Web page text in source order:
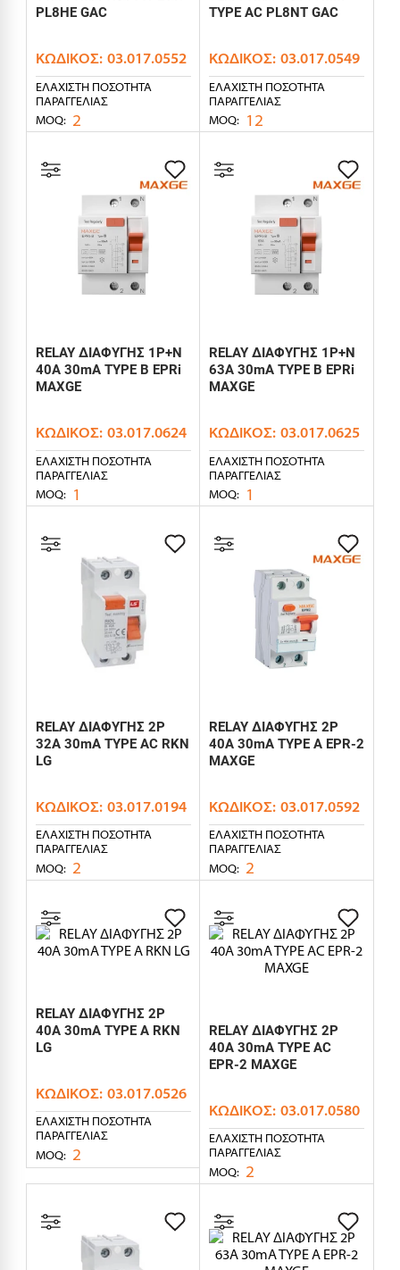
PL8HE GAC
ΚΩΔΙΚΌΣ: 03.017.0552
ΕΛΆΧΙΣΤΗ ΠΟΣΌΤΗΤΑ
ΠΑΡΑΓΓΕΛΊΑΣ
MOQ: 2
TYPE AC PL8NT GAC
ΚΩΔΙΚΌΣ: 03.017.0549
ΕΛΆΧΙΣΤΗ ΠΟΣΌΤΗΤΑ
ΠΑΡΑΓΓΕΛΊΑΣ
MOQ: 12
RELAY ΔΙΑΦΥΓΗΣ 1P+N
40A 30mA TYPE B EPRi
MAXGE
ΚΩΔΙΚΌΣ: 03.017.0624
ΕΛΆΧΙΣΤΗ ΠΟΣΌΤΗΤΑ
ΠΑΡΑΓΓΕΛΊΑΣ
MOQ: 1
RELAY ΔΙΑΦΥΓΗΣ 1P+N
63A 30mA TYPE B EPRi
MAXGE
ΚΩΔΙΚΌΣ: 03.017.0625
ΕΛΆΧΙΣΤΗ ΠΟΣΌΤΗΤΑ
ΠΑΡΑΓΓΕΛΊΑΣ
MOQ: 1
RELAY ΔΙΑΦΥΓΗΣ 2P
32A 30mA TYPE AC RKN
LG
ΚΩΔΙΚΌΣ: 03.017.0194
ΕΛΆΧΙΣΤΗ ΠΟΣΌΤΗΤΑ
ΠΑΡΑΓΓΕΛΊΑΣ
MOQ: 2
RELAY ΔΙΑΦΥΓΗΣ 2P
40A 30mA TYPE A EPR-2
MAXGE
ΚΩΔΙΚΌΣ: 03.017.0592
ΕΛΆΧΙΣΤΗ ΠΟΣΌΤΗΤΑ
ΠΑΡΑΓΓΕΛΊΑΣ
MOQ: 2
RELAY ΔΙΑΦΥΓΗΣ 2P
40A 30mA TYPE A RKN
LG
ΚΩΔΙΚΌΣ: 03.017.0526
ΕΛΆΧΙΣΤΗ ΠΟΣΌΤΗΤΑ
ΠΑΡΑΓΓΕΛΊΑΣ
MOQ: 2
RELAY ΔΙΑΦΥΓΗΣ 2P
40A 30mA TYPE AC
EPR-2 MAXGE
ΚΩΔΙΚΌΣ: 03.017.0580
ΕΛΆΧΙΣΤΗ ΠΟΣΌΤΗΤΑ
ΠΑΡΑΓΓΕΛΊΑΣ
MOQ: 2